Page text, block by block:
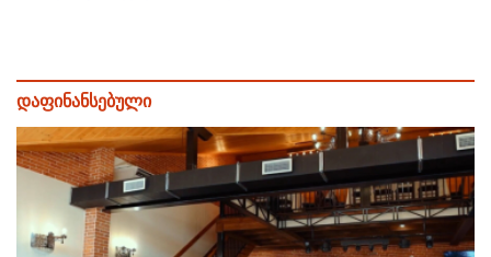
დაფინანსებული